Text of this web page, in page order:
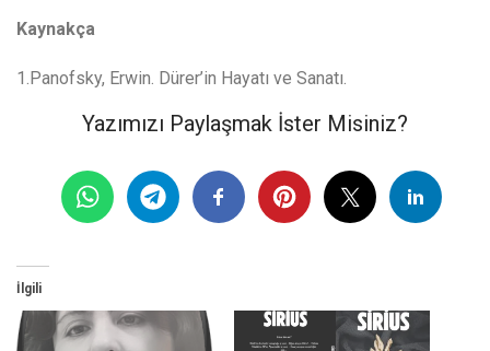
Kaynakça
1.Panofsky, Erwin. Dürer’in Hayatı ve Sanatı.
Yazımızı Paylaşmak İster Misiniz?
İlgili